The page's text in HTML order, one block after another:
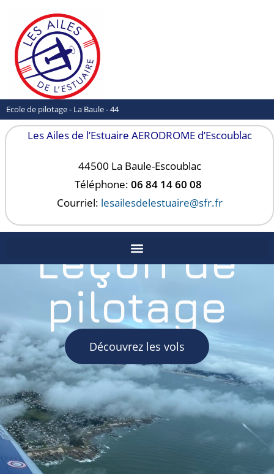
Ecole de pilotage - La Baule - 44
Les Ailes de l’Estuaire AERODROME d’Escoublac
44500 La Baule-Escoublac
Téléphone: 06 84 14 60 08
Courriel: lesailesdelestuaire@sfr.fr
Leçon de
pilotage
Découvrez les vols